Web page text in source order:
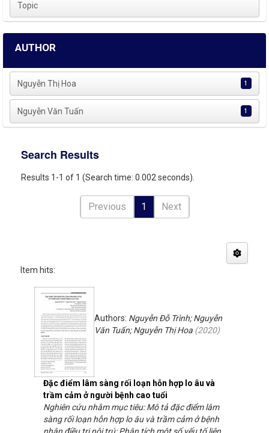
Topic
AUTHOR
Nguyễn Thị Hoa 1
Nguyễn Văn Tuấn 1
Search Results
Results 1-1 of 1 (Search time: 0.002 seconds).
Previous 1 Next
Item hits:
Đặc điểm lâm sàng rối loạn hỗn hợp lo âu và
trầm cảm ở người bệnh cao tuổi
Authors: Nguyễn Đỗ Trình; Nguyễn
Văn Tuấn; Nguyễn Thị Hoa (2020)
Nghiên cứu nhằm mục tiêu: Mô tả đặc điểm lâm
sàng rối loạn hỗn hợp lo âu và trầm cảm ở bệnh